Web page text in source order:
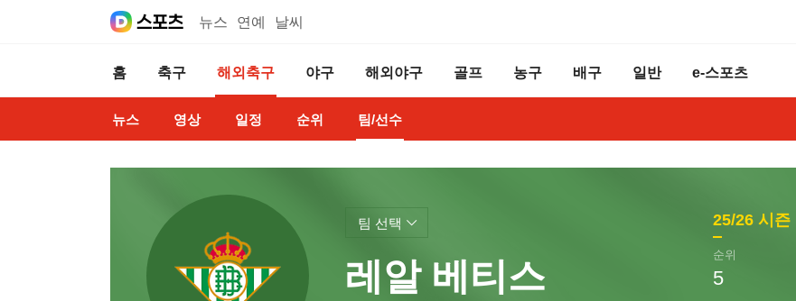
뉴스 연예 날씨
홈 축구 해외축구 야구 해외야구 골프 농구 배구 일반 e-스포츠
뉴스 영상 일정 순위 팀/선수
레알 베티스
25/26 시즌
순위
5
팀 선택